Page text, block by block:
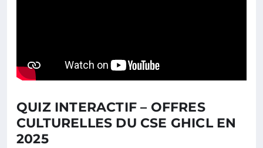
QUIZ INTERACTIF – OFFRES
CULTURELLES DU CSE GHICL EN
2025